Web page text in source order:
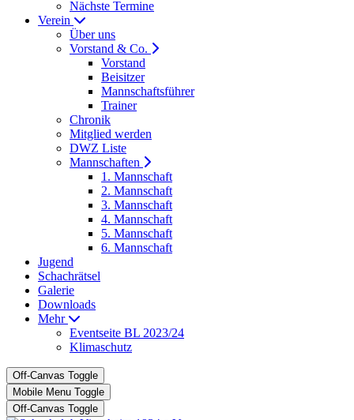
Nächste Termine
Verein
Über uns
Vorstand & Co.
Vorstand
Beisitzer
Mannschaftsführer
Trainer
Chronik
Mitglied werden
DWZ Liste
Mannschaften
1. Mannschaft
2. Mannschaft
3. Mannschaft
4. Mannschaft
5. Mannschaft
6. Mannschaft
Jugend
Schachrätsel
Galerie
Downloads
Mehr
Eventseite BL 2023/24
Klimaschutz
Off-Canvas Toggle
Mobile Menu Toggle
Off-Canvas Toggle